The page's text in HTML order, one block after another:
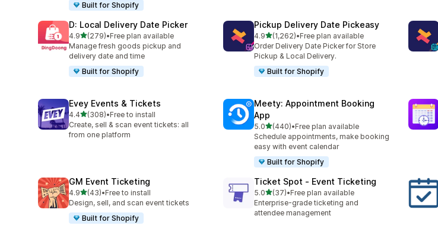
Built for Shopify
D: Local Delivery Date Picker
4.95つ星中
(279)
合計レビュー数：279件
•Free plan available
Manage fresh goods pickup and
delivery date and time
Built for Shopify
Pickup Delivery Date Pickeasy
4.95つ星中
(1,262)
合計レビュー数：1262件
•Free plan available
Order Delivery Date Picker for Store
Pickup & Local Delivery.
Built for Shopify
Evey Events & Tickets
4.45つ星中
(308)
合計レビュー数：308件
•Free to install
Create, sell & scan event tickets: all
from one platform
Meety: Appointment Booking
App
5.05つ星中
(440)
合計レビュー数：440件
•Free plan available
Schedule appointments, make booking
easy with event calendar
Built for Shopify
GM Event Ticketing
4.95つ星中
(43)
合計レビュー数：43件
•Free to install
Design, sell, and scan event tickets
Built for Shopify
Ticket Spot ‑ Event Ticketing
5.05つ星中
(37)
合計レビュー数：37件
•Free plan available
Enterprise-grade ticketing and
attendee management